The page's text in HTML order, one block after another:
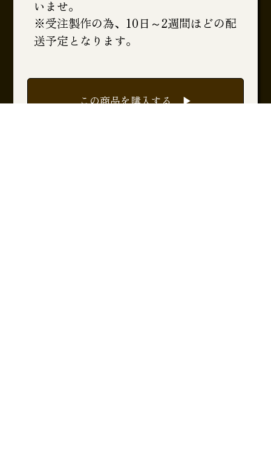
いませ。
※受注製作の為、10日～2週間ほどの配
送予定となります。
この商品を購入する ▶︎